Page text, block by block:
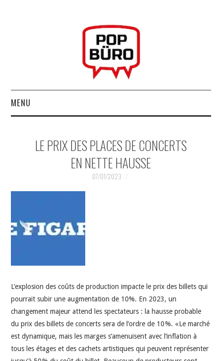
MENU
MUSIQUESACTUELLES.NET
INDÉPENDANTS
LE PRIX DES PLACES DE CONCERTS
EN NETTE HAUSSE
07/01/2023
L’explosion des coûts de production impacte le prix des billets qui
pourrait subir une augmentation de 10%. En 2023, un
changement majeur attend les spectateurs : la hausse probable
du prix des billets de concerts sera de l’ordre de 10 %. « Le marché
est dynamique, mais les marges s’amenuisent avec l’inflation à
tous les étages et des cachets artistiques qui peuvent représenter